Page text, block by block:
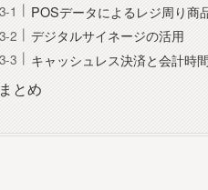
POSデータによるレジ周り商
デジタルサイネージの活用
キャッシュレス決済と会計時
まとめ